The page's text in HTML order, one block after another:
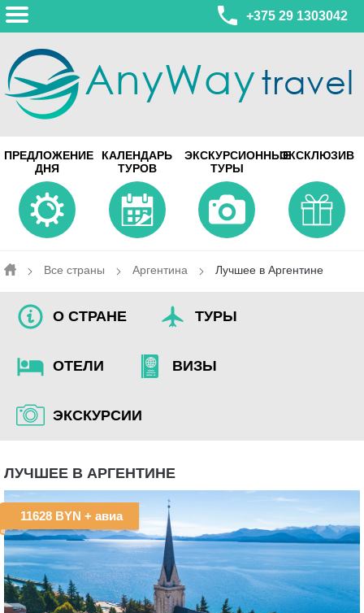
+375 29 1303042
ул. Леонида Беды, 45-547
смотреть на карте
МИНСК
Турагентство Coral Travel
ул. Притыцкого 156/1 пом.37
ул. Скрыганова 4б пом.487
ПРЕДЛОЖЕНИЕ
ДНЯ
КАЛЕНДАРЬ
ТУРОВ
ЭКСКУРСИОННЫЕ
ТУРЫ
ЭКСКЛЮЗИВ
Все страны Аргентина Лучшее в Аргентине
О СТРАНЕ ТУРЫ
ОТЕЛИ ВИЗЫ
ЭКСКУРСИИ
ЛУЧШЕЕ В АРГЕНТИНЕ
11628 BYN + авиа